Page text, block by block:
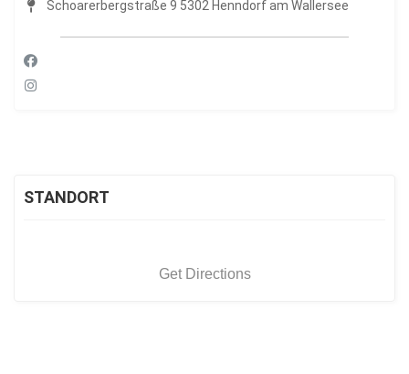
Schoarerbergstraße 9 5302 Henndorf am Wallersee
STANDORT
Get Directions